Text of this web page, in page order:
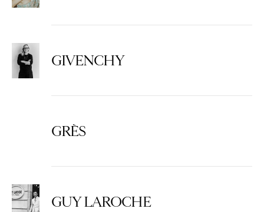
GIVENCHY
GRÈS
GUY LAROCHE